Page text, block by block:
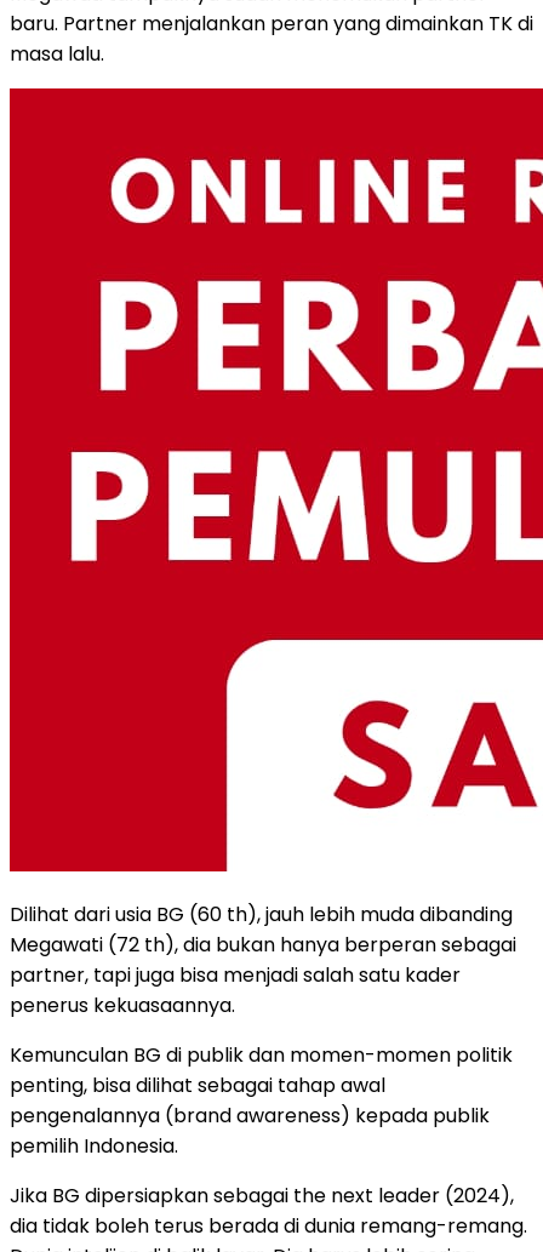
baru. Partner menjalankan peran yang dimainkan TK di
masa lalu.
Dilihat dari usia BG (60 th), jauh lebih muda dibanding
Megawati (72 th), dia bukan hanya berperan sebagai
partner, tapi juga bisa menjadi salah satu kader
penerus kekuasaannya.
Kemunculan BG di publik dan momen-momen politik
penting, bisa dilihat sebagai tahap awal
pengenalannya (brand awareness) kepada publik
pemilih Indonesia.
Jika BG dipersiapkan sebagai the next leader (2024),
dia tidak boleh terus berada di dunia remang-remang.